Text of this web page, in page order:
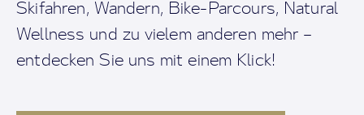
Skifahren, Wandern, Bike-Parcours, Natural
Wellness und zu vielem anderen mehr –
entdecken Sie uns mit einem Klick!